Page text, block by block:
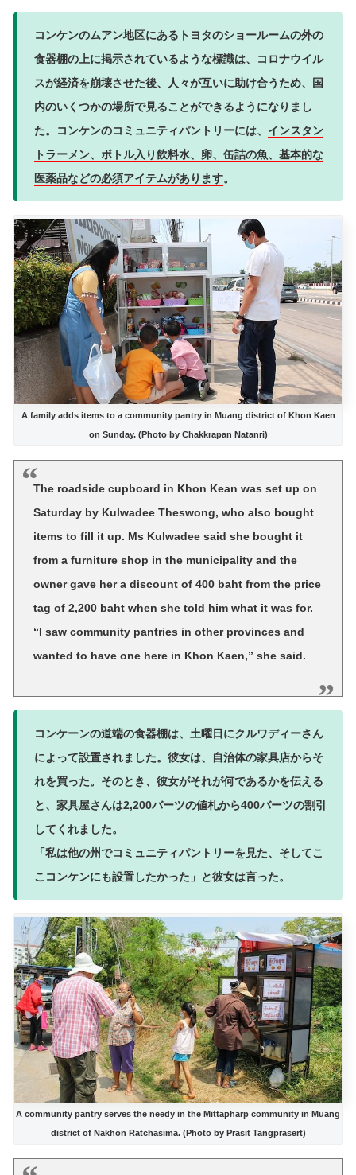
コンケンのムアン地区にあるトヨタのショールームの外の
食器棚の上に掲示されているような標識は、コロナウイル
スが経済を崩壊させた後、人々が互いに助け合うため、国
内のいくつかの場所で見ることができるようになりまし
た。コンケンのコミュニティパントリーには、 インスタン
トラーメン、ボトル入り飲料水、卵、缶詰の魚、基本的な
医薬品などの必須アイテムがあります。
A family adds items to a community pantry in Muang district of Khon Kaen
on Sunday. (Photo by Chakkrapan Natanri)
The roadside cupboard in Khon Kean was set up on
Saturday by Kulwadee Theswong, who also bought
items to fill it up. Ms Kulwadee said she bought it
from a furniture shop in the municipality and the
owner gave her a discount of 400 baht from the price
tag of 2,200 baht when she told him what it was for.
“I saw community pantries in other provinces and
wanted to have one here in Khon Kaen,” she said.
コンケーンの道端の食器棚は、土曜日にクルワディーさん
によって設置されました。彼女は、自治体の家具店からそ
れを買った。そのとき、彼女がそれが何であるかを伝える
と、家具屋さんは2,200バーツの値札から400バーツの割引
してくれました。
「私は他の州でコミュニティパントリーを見た、そしてこ
こコンケンにも設置したかった」と彼女は言った。
A community pantry serves the needy in the Mittapharp community in Muang
district of Nakhon Ratchasima. (Photo by Prasit Tangprasert)